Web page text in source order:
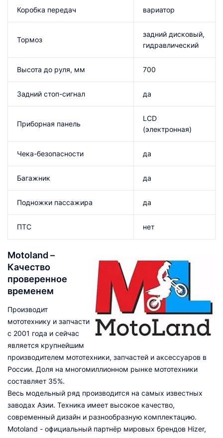
Коробка передач вариатор
Тормоз
задний дисковый,
гидравлический
Высота до руля, мм 700
Задний стоп-сигнал да
Приборная панель
LCD
(электронная)
Чека-безопасности да
Багажник да
Подножки пассажира да
ПТС нет
Motoland –
Качество
проверенное
временем
Производит
мототехнику и запчасти
с 2001 года и сейчас
является крупнейшим
производителем мототехники, запчастей и аксессуаров в
России. Доля на многомиллионном рынке мототехники
составляет 35%.
Весь модельный ряд производится на самых известных
заводах Азии. Техника имеет высокое качество,
современный дизайн и разнообразную комплектацию.
Motoland - официальный партнёр мировых брендов Hizer,